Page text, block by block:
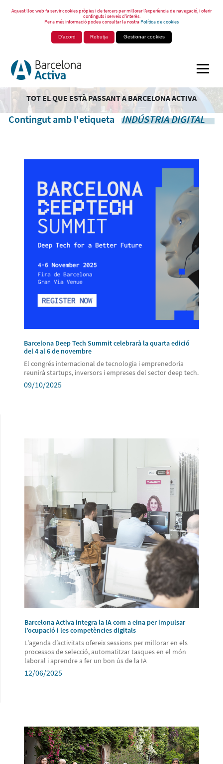
Aquest lloc web fa servir cookies pròpies i de tercers per millorar l’experiència de navegació, i oferir
continguts i serveis d’interès.
Per a més informació podeu consultar la nostraPolítica de cookies
D'acord Rebutja Gestionar cookies
TOT EL QUE ESTÀ PASSANT A BARCELONA ACTIVA
Contingut amb l'etiqueta INDÚSTRIA DIGITAL .
Barcelona Deep Tech Summit celebrarà la quarta edició
del 4 al 6 de novembre
El congrés internacional de tecnologia i emprenedoria
reunirà startups, inversors i empreses del sector deep tech.
09/10/2025
Barcelona Activa integra la IA com a eina per impulsar
l’ocupació i les competències digitals
L'agenda d’activitats ofereix sessions per millorar en els
processos de selecció, automatitzar tasques en el món
laboral i aprendre a fer un bon ús de la IA
12/06/2025